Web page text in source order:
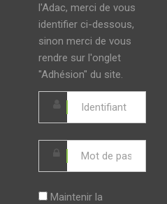
l'Adac, merci de vous
identifier ci-dessous,
sinon merci de vous
rendre sur l'onglet
"Adhésion" du site.
Maintenir la